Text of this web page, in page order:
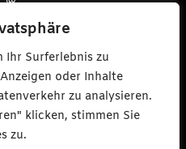
Ihr Surferlebnis zu
oder Inhalte
zu analysieren.
klicken, stimmen Sie
zu.
a
r
l
m
a
k
e
s
m
e